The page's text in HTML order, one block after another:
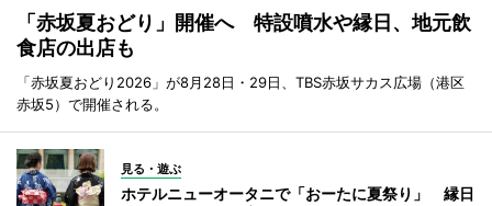
「赤坂夏おどり」開催へ 特設噴水や縁日、地元飲
食店の出店も
「赤坂夏おどり2026」が8月28日・29日、TBS赤坂サカス広場（港区
赤坂5）で開催される。
見る・遊ぶ
ホテルニューオータニで「おーたに夏祭り」 縁日